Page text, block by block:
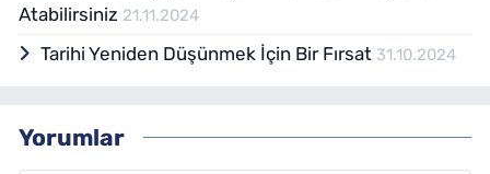
Atabilirsiniz 21.11.2024
Tarihi Yeniden Düşünmek İçin Bir Fırsat 31.10.2024
Yorumlar